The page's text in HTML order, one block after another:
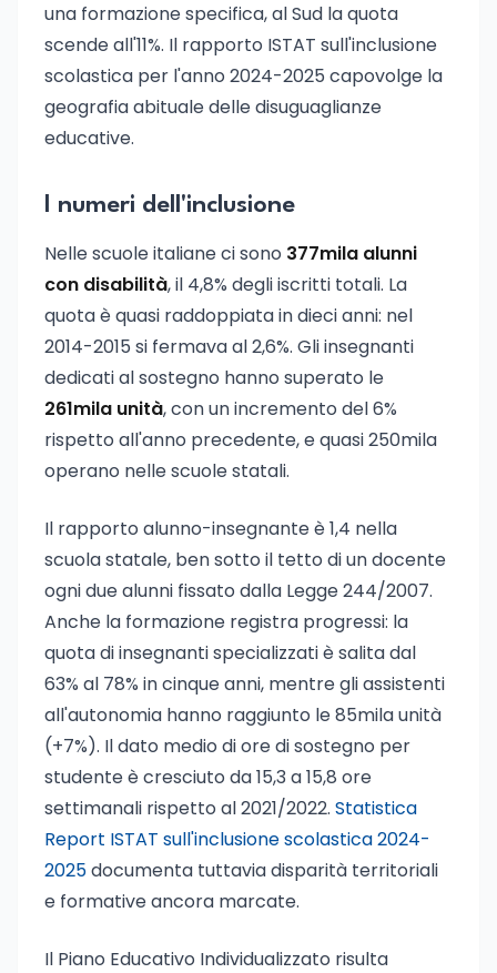
una formazione specifica, al Sud la quota
scende all'11%. Il rapporto ISTAT sull'inclusione
scolastica per l'anno 2024-2025 capovolge la
geografia abituale delle disuguaglianze
educative.
I numeri dell'inclusione
Nelle scuole italiane ci sono 377mila alunni
con disabilità, il 4,8% degli iscritti totali. La
quota è quasi raddoppiata in dieci anni: nel
2014-2015 si fermava al 2,6%. Gli insegnanti
dedicati al sostegno hanno superato le
261mila unità, con un incremento del 6%
rispetto all'anno precedente, e quasi 250mila
operano nelle scuole statali.
Il rapporto alunno-insegnante è 1,4 nella
scuola statale, ben sotto il tetto di un docente
ogni due alunni fissato dalla Legge 244/2007.
Anche la formazione registra progressi: la
quota di insegnanti specializzati è salita dal
63% al 78% in cinque anni, mentre gli assistenti
all'autonomia hanno raggiunto le 85mila unità
(+7%). Il dato medio di ore di sostegno per
studente è cresciuto da 15,3 a 15,8 ore
settimanali rispetto al 2021/2022. Statistica
Report ISTAT sull'inclusione scolastica 2024-
2025documenta tuttavia disparità territoriali
e formative ancora marcate.
Il Piano Educativo Individualizzato risulta